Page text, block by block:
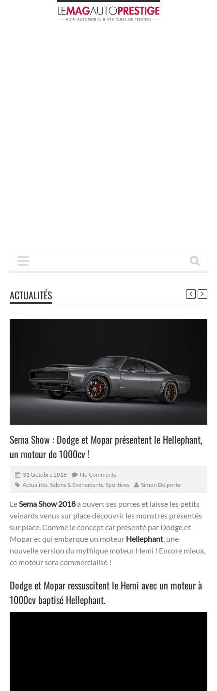
ACTUALITÉS
Sema Show : Dodge et Mopar présentent le Hellephant,
un moteur de 1000cv !
31 Octobre 2018
No Comments
Actualités Salons & Événements Sportives Simon Delporte
LeSema Show 2018a ouvert ses portes et laisse les petits
veinards venus sur place découvrir les monstres présentés
sur place. Comme le concept car présenté par Dodge et
Mopar et qui embarque un moteur Hellephant, une
nouvelle version du mythique moteur Hemi ! Encore mieux,
ce moteur sera commercialisé !
Dodge et Mopar ressuscitent le Hemi avec un moteur à
1000cv baptisé Hellephant.